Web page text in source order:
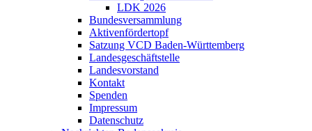
LDK 2026
Bundesversammlung
Aktivenfördertopf
Satzung VCD Baden-Württemberg
Landesgeschäftstelle
Landesvorstand
Kontakt
Spenden
Impressum
Datenschutz